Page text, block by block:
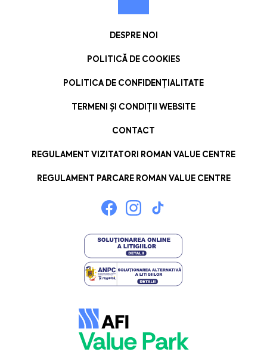
DESPRE NOI
POLITICĂ DE COOKIES
POLITICA DE CONFIDENȚIALITATE
TERMENI ȘI CONDIȚII WEBSITE
CONTACT
REGULAMENT VIZITATORI ROMAN VALUE CENTRE
REGULAMENT PARCARE ROMAN VALUE CENTRE